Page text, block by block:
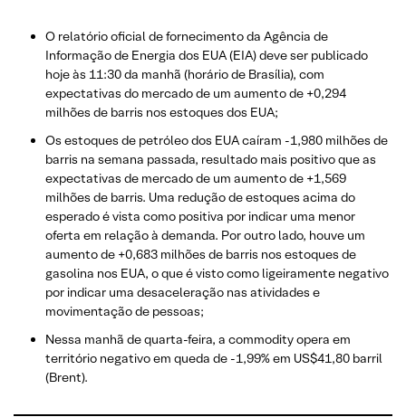
O relatório oficial de fornecimento da Agência de
Informação de Energia dos EUA (EIA) deve ser publicado
hoje às 11:30 da manhã (horário de Brasília), com
expectativas do mercado de um aumento de +0,294
milhões de barris nos estoques dos EUA;
Os estoques de petróleo dos EUA caíram -1,980 milhões de
barris na semana passada, resultado mais positivo que as
expectativas de mercado de um aumento de +1,569
milhões de barris. Uma redução de estoques acima do
esperado é vista como positiva por indicar uma menor
oferta em relação à demanda. Por outro lado, houve um
aumento de +0,683 milhões de barris nos estoques de
gasolina nos EUA, o que é visto como ligeiramente negativo
por indicar uma desaceleração nas atividades e
movimentação de pessoas;
Nessa manhã de quarta-feira, a commodity opera em
território negativo em queda de -1,99% em US$41,80 barril
(Brent).